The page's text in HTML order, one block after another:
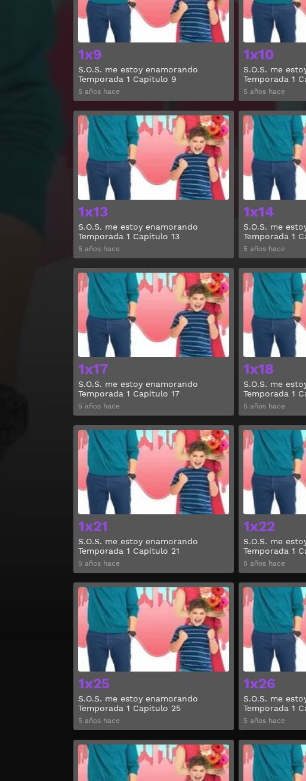
1x9
S.O.S. me estoy enamorando
Temporada 1 Capitulo 9
5 años hace
1x10
S.O.S. me
Temporada 1
5 años hace
1x13
S.O.S. me estoy enamorando
Temporada 1 Capitulo 13
5 años hace
Ver
1x14
S.O.S. me
Temporada 1
5 años hace
1x17
S.O.S. me estoy enamorando
Temporada 1 Capitulo 17
5 años hace
Ver
1x18
S.O.S. me
Temporada 1
5 años hace
1x21
S.O.S. me estoy enamorando
Temporada 1 Capitulo 21
5 años hace
Ver
1x22
S.O.S. me
Temporada 1
5 años hace
1x25
S.O.S. me estoy enamorando
Temporada 1 Capitulo 25
5 años hace
Ver
1x26
S.O.S. me
Temporada 1
5 años hace
Ver